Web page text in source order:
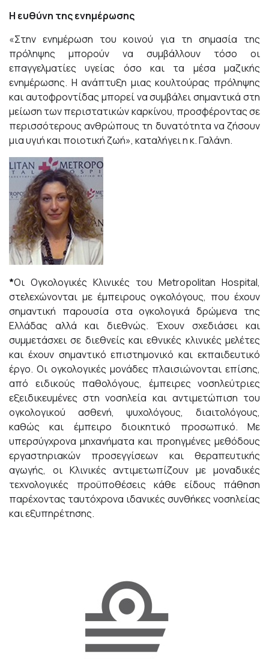
Η ευθύνη της ενημέρωσης
«Στην ενημέρωση του κοινού για τη σημασία της
πρόληψης μπορούν να συμβάλλουν τόσο οι
επαγγελματίες υγείας όσο και τα μέσα μαζικής
ενημέρωσης. Η ανάπτυξη μιας κουλτούρας πρόληψης
και αυτοφροντίδας μπορεί να συμβάλει σημαντικά στη
μείωση των περιστατικών καρκίνου, προσφέροντας σε
περισσότερους ανθρώπους τη δυνατότητα να ζήσουν
μια υγιή και ποιοτική ζωή», καταλήγει η κ. Γαλάνη.
*Οι Ογκολογικές Κλινικές του Metropolitan Hospital,
στελεχώνονται με έμπειρους ογκολόγους, που έχουν
σημαντική παρουσία στα ογκολογικά δρώμενα της
Ελλάδας αλλά και διεθνώς. Έχουν σχεδιάσει και
συμμετάσχει σε διεθνείς και εθνικές κλινικές μελέτες
και έχουν σημαντικό επιστημονικό και εκπαιδευτικό
έργο. Οι ογκολογικές μονάδες πλαισιώνονται επίσης,
από ειδικούς παθολόγους, έμπειρες νοσηλεύτριες
εξειδικευμένες στη νοσηλεία και αντιμετώπιση του
ογκολογικού ασθενή, ψυχολόγους, διαιτολόγους,
καθώς και έμπειρο διοικητικό προσωπικό. Με
υπερσύγχρονα μηχανήματα και προηγμένες μεθόδους
εργαστηριακών προσεγγίσεων και θεραπευτικής
αγωγής, οι Κλινικές αντιμετωπίζουν με μοναδικές
τεχνολογικές προϋποθέσεις κάθε είδους πάθηση
παρέχοντας ταυτόχρονα ιδανικές συνθήκες νοσηλείας
και εξυπηρέτησης.